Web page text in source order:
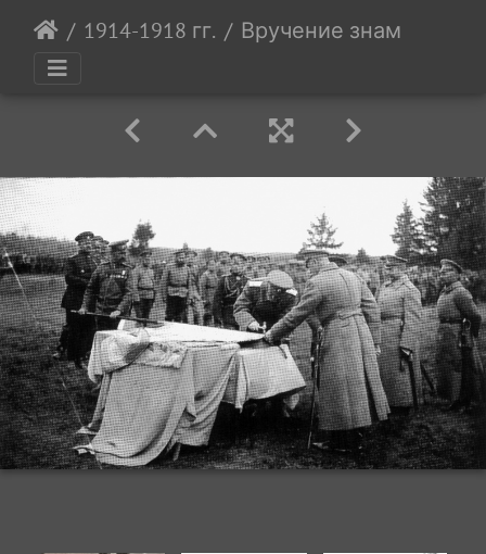
1914-1918 гг. Вручение знамени